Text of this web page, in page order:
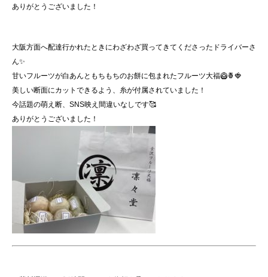
ありがとうございました！
大阪方面へ配達行かれたときにわざわざ買ってきてくださったドライバーさ
ん✨
甘いフルーツが白あんともちもちのお餅に包まれたフルーツ大福🥝🍍🍓
美しい断面にカットできるよう、糸が付属されていました！
今話題の萌え断、SNS映え間違いなしです🥰
ありがとうございました！